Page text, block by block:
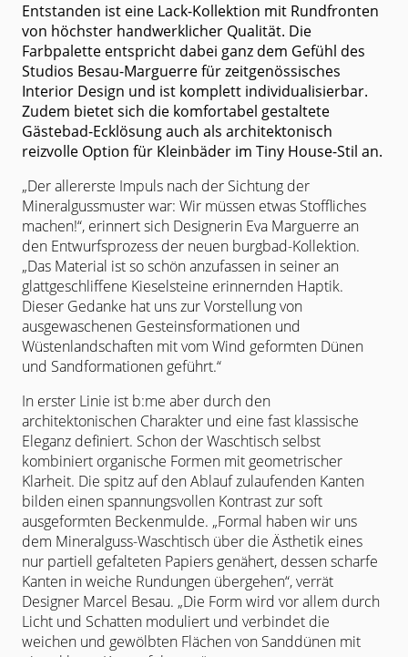
Entstanden ist eine Lack-Kollektion mit Rundfronten
von höchster handwerklicher Qualität. Die
Farbpalette entspricht dabei ganz dem Gefühl des
Studios Besau-Marguerre für zeitgenössisches
Interior Design und ist komplett individualisierbar.
Zudem bietet sich die komfortabel gestaltete
Gästebad-Ecklösung auch als architektonisch
reizvolle Option für Kleinbäder im Tiny House-Stil an.
„Der allererste Impuls nach der Sichtung der
Mineralgussmuster war: Wir müssen etwas Stoffliches
machen!“, erinnert sich Designerin Eva Marguerre an
den Entwurfsprozess der neuen burgbad-Kollektion.
„Das Material ist so schön anzufassen in seiner an
glattgeschliffene Kieselsteine erinnernden Haptik.
Dieser Gedanke hat uns zur Vorstellung von
ausgewaschenen Gesteinsformationen und
Wüstenlandschaften mit vom Wind geformten Dünen
und Sandformationen geführt.“
In erster Linie ist b:me aber durch den
architektonischen Charakter und eine fast klassische
Eleganz definiert. Schon der Waschtisch selbst
kombiniert organische Formen mit geometrischer
Klarheit. Die spitz auf den Ablauf zulaufenden Kanten
bilden einen spannungsvollen Kontrast zur soft
ausgeformten Beckenmulde. „Formal haben wir uns
dem Mineralguss-Waschtisch über die Ästhetik eines
nur partiell gefalteten Papiers genähert, dessen scharfe
Kanten in weiche Rundungen übergehen“, verrät
Designer Marcel Besau. „Die Form wird vor allem durch
Licht und Schatten moduliert und verbindet die
weichen und gewölbten Flächen von Sanddünen mit